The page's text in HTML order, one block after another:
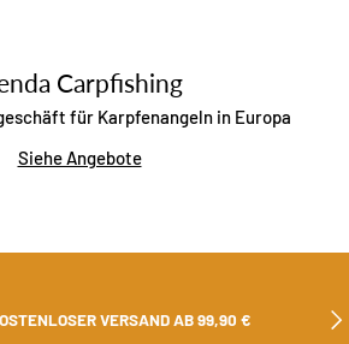
Carpfishing
für Karpfenangeln in Europa
Siehe Angebote
VERSAND AB 99,90 €